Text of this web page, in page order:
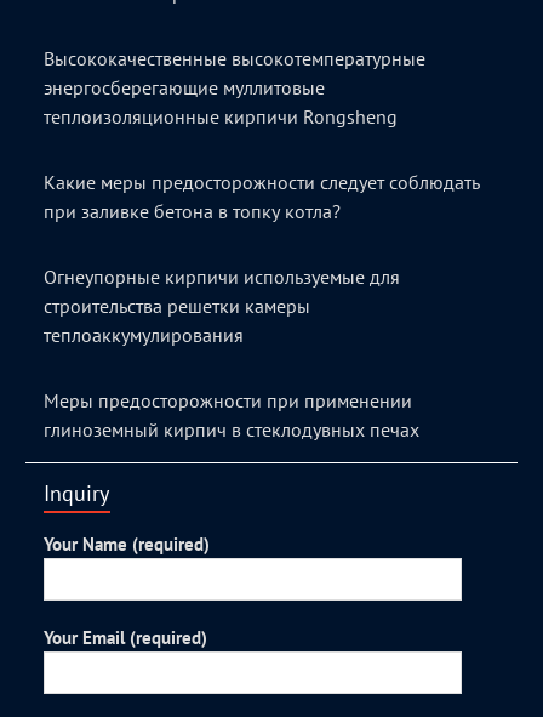
Высококачественные высокотемпературные
энергосберегающие муллитовые
теплоизоляционные кирпичи Rongsheng
Какие меры предосторожности следует соблюдать
при заливке бетона в топку котла?
Огнеупорные кирпичи используемые для
строительства решетки камеры
теплоаккумулирования
Меры предосторожности при применении
глиноземный кирпич в стеклодувных печах
Inquiry
Your Name (required)
Your Email (required)